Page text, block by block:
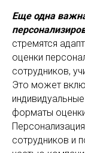
Еще одна
стремятся
оценки
сотрудников,
Это может
форматы
сотрудников и